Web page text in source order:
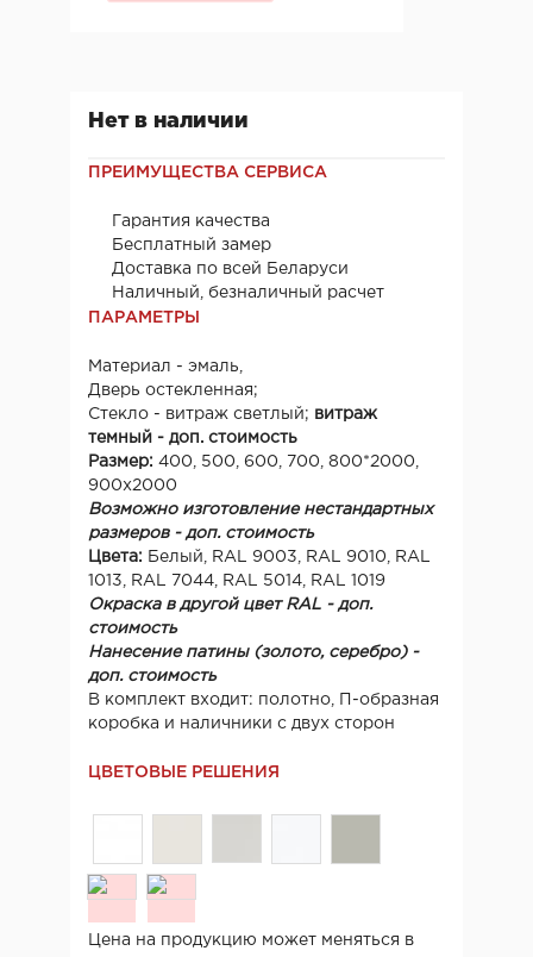
Нет в наличии
ПРЕИМУЩЕСТВА СЕРВИСА
Гарантия качества
Бесплатный замер
Доставка по всей Беларуси
Наличный, безналичный расчет
ПАРАМЕТРЫ
Материал - эмаль,
Дверь остекленная;
Стекло - витраж светлый; витраж
темный - доп. стоимость
Размер: 400, 500, 600, 700, 800*2000,
900х2000
Возможно изготовление нестандартных
размеров - доп. стоимость
Цвета: Белый, RAL 9003, RAL 9010, RAL
1013, RAL 7044, RAL 5014, RAL 1019
Окраска в другой цвет RAL - доп.
стоимость
Нанесение патины (золото, серебро) -
доп. стоимость
В комплект входит: полотно, П-образная
коробка и наличники с двух сторон
ЦВЕТОВЫЕ РЕШЕНИЯ
Цена на продукцию может меняться в